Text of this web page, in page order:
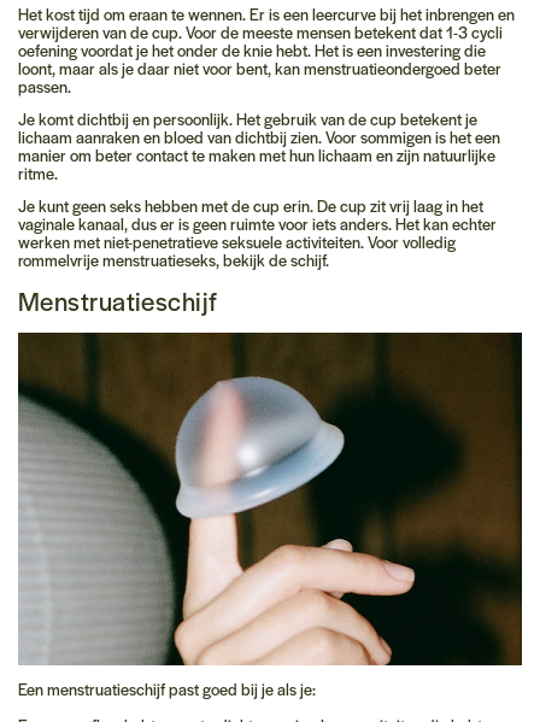
Het kost tijd om eraan te wennen.Er is een leercurve bij het inbrengen en
verwijderen van de cup. Voor de meeste mensen betekent dat 1-3 cycli
oefening voordat je het onder de knie hebt. Het is een investering die
loont, maar als je daar niet voor bent, kan menstruatieondergoed beter
passen.
Je komt dichtbij en persoonlijk.Het gebruik van de cup betekent je
lichaam aanraken en bloed van dichtbij zien. Voor sommigen is het een
manier om beter contact te maken met hun lichaam en zijn natuurlijke
ritme.
Je kunt geen seks hebben met de cup erin.De cup zit vrij laag in het
vaginale kanaal, dus er is geen ruimte voor iets anders. Het kan echter
werken met niet-penetratieve seksuele activiteiten. Voor volledig
rommelvrije menstruatieseks, bekijk de schijf.
Menstruatieschijf
Een menstruatieschijf past goed bij je als je: